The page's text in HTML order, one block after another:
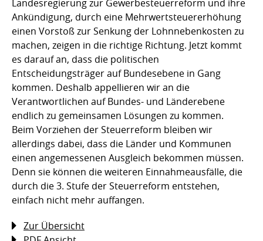
Landesregierung zur Gewerbesteuerreform und ihre
Ankündigung, durch eine Mehrwertsteuererhöhung
einen Vorstoß zur Senkung der Lohnnebenkosten zu
machen, zeigen in die richtige Richtung. Jetzt kommt
es darauf an, dass die politischen
Entscheidungsträger auf Bundesebene in Gang
kommen. Deshalb appellieren wir an die
Verantwortlichen auf Bundes- und Länderebene
endlich zu gemeinsamen Lösungen zu kommen.
Beim Vorziehen der Steuerreform bleiben wir
allerdings dabei, dass die Länder und Kommunen
einen angemessenen Ausgleich bekommen müssen.
Denn sie können die weiteren Einnahmeausfälle, die
durch die 3. Stufe der Steuerreform entstehen,
einfach nicht mehr auffangen.
Zur Übersicht